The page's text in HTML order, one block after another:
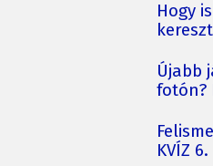
Hogy
Újabb
fotón?
KVÍZ